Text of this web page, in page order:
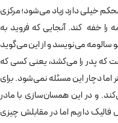
خیلی دارد زیاد می‌شود؛ مرکزی
خفه کند. آنجایی که فروید به
می‌نویسد و از این می‌گوید
که پدر را می‌کشد، یعنی کسی که
دچار این مسئله نمی‌شود. برای
و در این همسان‌سازی با مادر
فالیک داریم اما در مقابلش چیزی